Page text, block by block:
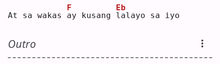
At sa wakas a
F
y kusang l
Eb
alayo sa iyo
Outro